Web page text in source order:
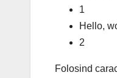
1
Hello,
2
Folosind